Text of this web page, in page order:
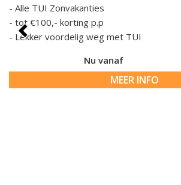
Alle TUI Zonvakanties
tot €100,- korting p.p
Lekker voordelig weg met TUI
Nu vanaf
MEER INFO